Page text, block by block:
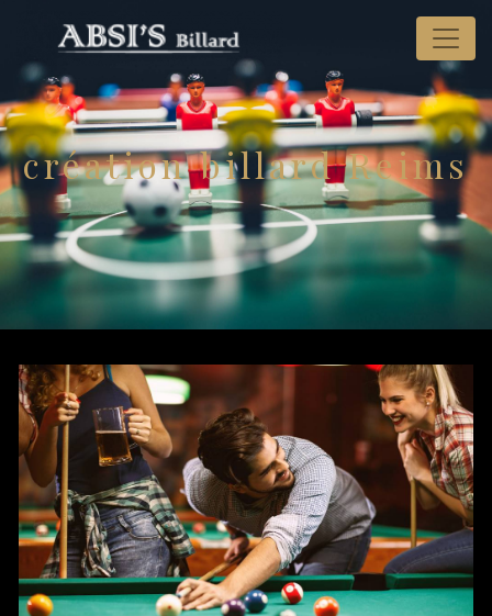
création billard Reims